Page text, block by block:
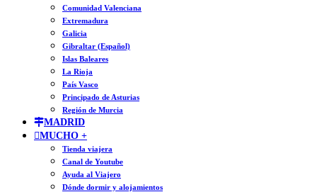
Comunidad Valenciana
Extremadura
Galicia
Gibraltar (Español)
Islas Baleares
La Rioja
País Vasco
Principado de Asturias
Región de Murcia
MADRID
MUCHO +
Tienda viajera
Canal de Youtube
Ayuda al Viajero
Dónde dormir y alojamientos